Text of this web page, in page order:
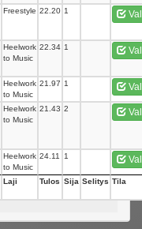
Freestyle 22.20 1
Heelwork
to Music
22.34 1
Heelwork
to Music
21.97 1
Heelwork
to Music
21.43 2
Heelwork
to Music
24.11 1
Laji Tulos Sija Selitys Tila